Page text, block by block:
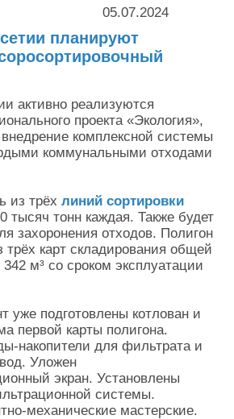
05.07.2024
планируют
активно реализуются
проекта «Экология»,
комплексной системы
коммунальными отходами
из трёх линий сортировки
тысяч тонн каждая. Также будет
захоронения отходов. Полигон
трёх карт складирования общей
м³ со сроком эксплуатации
уже подготовлены котлован и
первой карты полигона.
накопители для фильтрата и
Уложен
экран. Установлены
системы.
механические мастерские.